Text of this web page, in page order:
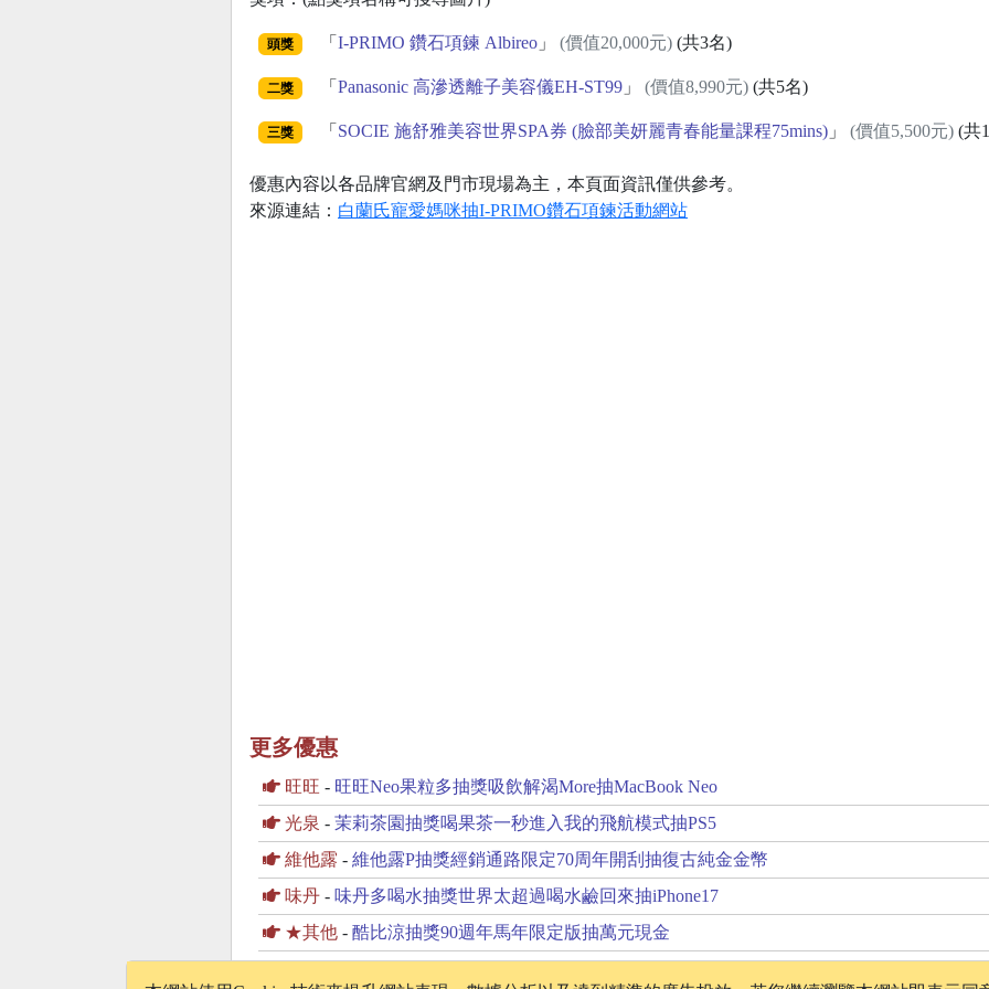
頭獎 「 I-PRIMO 鑽石項鍊 Albireo」 (價值20,000元)(共3名)
二獎 「 Panasonic 高滲透離子美容儀EH-ST99」 (價值8,990元)(共5名)
三獎 「 SOCIE 施舒雅美容世界SPA券 (臉部美妍麗青春能量課程75mins)」 (價值5,500元)(共
優惠內容以各品牌官網及門市現場為主，本頁面資訊僅供參考。
來源連結： 白蘭氏寵愛媽咪抽I-PRIMO鑽石項鍊活動網站
更多優惠
旺旺 - 旺旺Neo果粒多抽獎吸飲解渴More抽MacBook Neo
光泉 - 茉莉茶園抽獎喝果茶一秒進入我的飛航模式抽PS5
維他露 - 維他露P抽獎經銷通路限定70周年開刮抽復古純金金幣
味丹 - 味丹多喝水抽獎世界太超過喝水鹼回來抽iPhone17
★其他 - 酷比涼抽獎90週年馬年限定版抽萬元現金